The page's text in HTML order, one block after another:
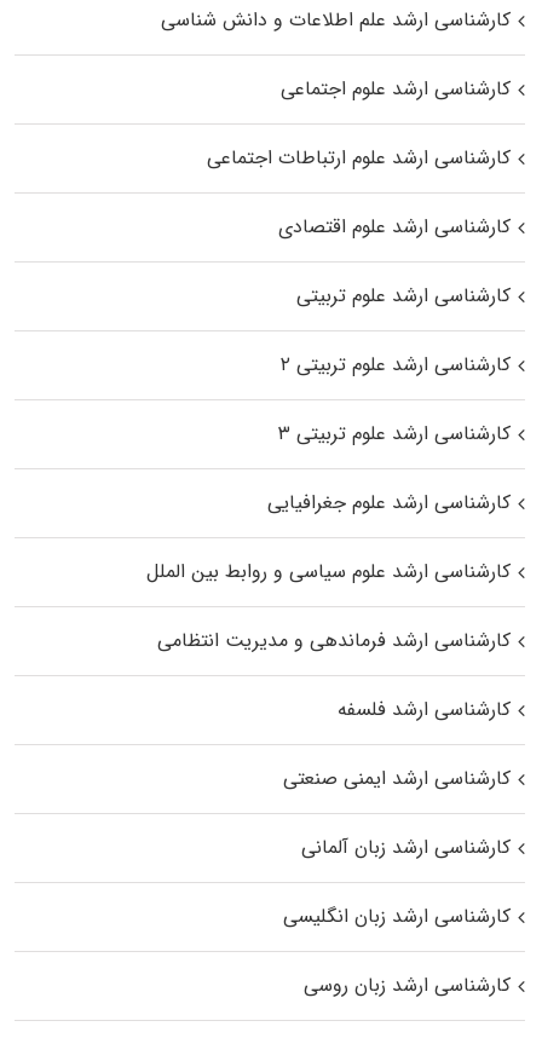
کارشناسی ارشد علم اطلاعات و دانش شناسی
کارشناسی ارشد علوم اجتماعی
کارشناسی ارشد علوم ارتباطات اجتماعی
کارشناسی ارشد علوم اقتصادی
کارشناسی ارشد علوم تربیتی
کارشناسی ارشد علوم تربیتی ۲
کارشناسی ارشد علوم تربیتی ۳
کارشناسی ارشد علوم جغرافیایی
کارشناسی ارشد علوم سیاسی و روابط بین الملل
کارشناسی ارشد فرماندهی و مدیریت انتظامی
کارشناسی ارشد فلسفه
کارشناسی ارشد ایمنی صنعتی
کارشناسی ارشد زبان آلمانی
کارشناسی ارشد زبان انگلیسی
کارشناسی ارشد زبان روسی